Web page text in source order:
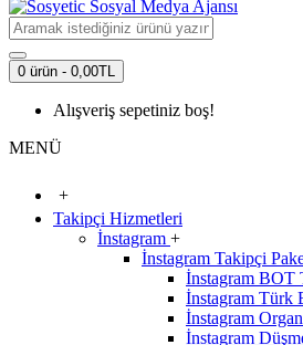
0 ürün - 0,00TL
Alışveriş sepetiniz boş!
MENÜ
+
Takipçi Hizmetleri
İnstagram +
İnstagram Takipçi
İnstagram BOT
İnstagram Türk
İnstagram
İnstagram